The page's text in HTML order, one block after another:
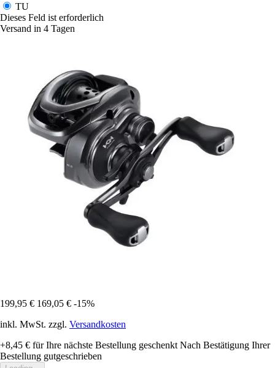
TU
Dieses Feld ist erforderlich
Versand in 4 Tagen
199,95 € 169,05 € -15%
inkl. MwSt. zzgl. Versandkosten
+8,45 € für Ihre nächste Bestellung geschenkt Nach Bestätigung Ihrer
Bestellung gutgeschrieben